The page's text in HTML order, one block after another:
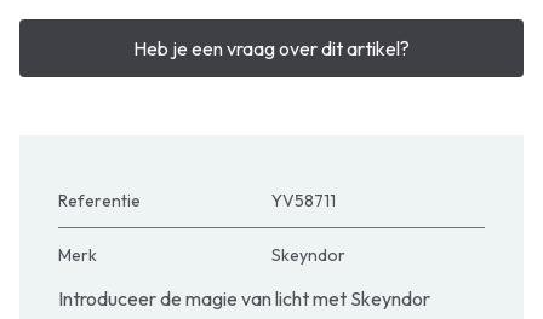
Heb je een vraag over dit artikel?
Referentie YV58711
Merk Skeyndor
Introduceer de magie van licht met Skeyndor